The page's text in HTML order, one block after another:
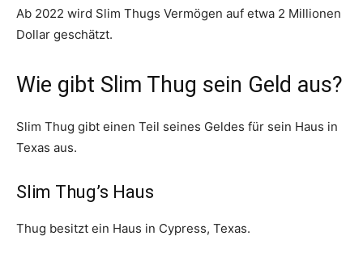
Ab 2022 wird Slim Thugs Vermögen auf etwa 2 Millionen
Dollar geschätzt.
Wie gibt Slim Thug sein Geld aus?
Slim Thug gibt einen Teil seines Geldes für sein Haus in
Texas aus.
Slim Thug’s Haus
Thug besitzt ein Haus in Cypress, Texas.